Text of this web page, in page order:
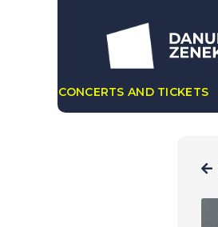
CONCERTS AND TICKETS